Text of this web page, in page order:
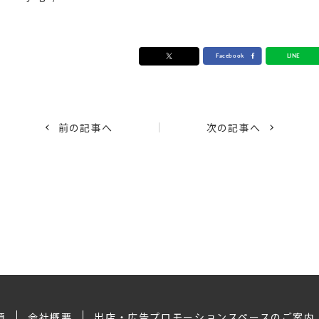
前の記事へ 次の記事へ